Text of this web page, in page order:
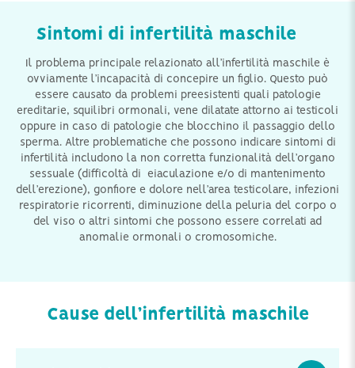
Sintomi di infertilità maschile
Il problema principale relazionato all’infertilità maschile è
ovviamente l’incapacità di concepire un figlio. Questo può
essere causato da problemi preesistenti quali patologie
ereditarie, squilibri ormonali, vene dilatate attorno ai testicoli
oppure in caso di patologie che blocchino il passaggio dello
sperma. Altre problematiche che possono indicare sintomi di
infertilità includono la non corretta funzionalità dell’organo
sessuale (difficoltà di eiaculazione e/o di mantenimento
dell’erezione), gonfiore e dolore nell’area testicolare, infezioni
respiratorie ricorrenti, diminuzione della peluria del corpo o
del viso o altri sintomi che possono essere correlati ad
anomalie ormonali o cromosomiche.
Cause dell’infertilità maschile